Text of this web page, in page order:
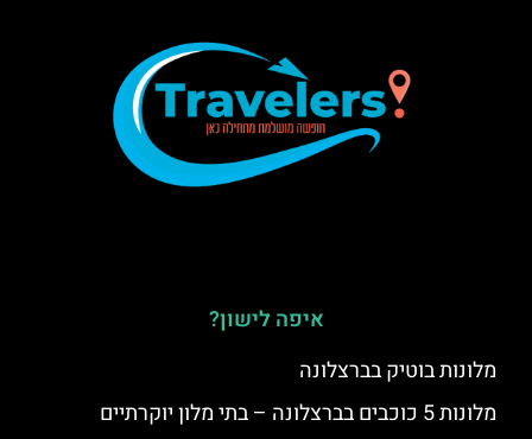
איפה לישון?
מלונות בוטיק בברצלונה
מלונות 5 כוכבים בברצלונה – בתי מלון יוקרתיים